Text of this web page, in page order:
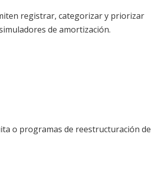
registrar, categorizar y priorizar
de amortización.
o programas de reestructuración de